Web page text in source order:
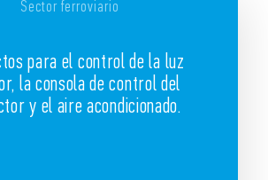
Sector ferroviario
para el control de la luz
la consola de control del
y el aire acondicionado.